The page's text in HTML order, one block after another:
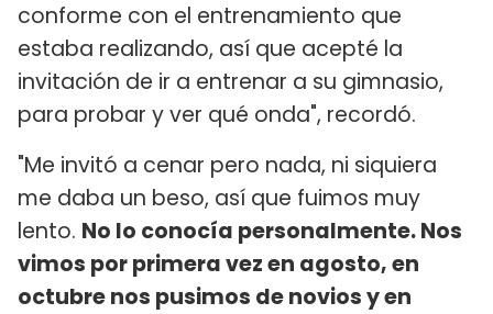
conforme con el entrenamiento que
estaba realizando, así que acepté la
invitación de ir a entrenar a su gimnasio,
para probar y ver qué onda", recordó.
"Me invitó a cenar pero nada, ni siquiera
me daba un beso, así que fuimos muy
lento. No lo conocía personalmente. Nos
vimos por primera vez en agosto, en
octubre nos pusimos de novios y en